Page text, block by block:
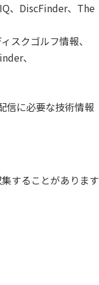
、DiscFinder、The
スクゴルフ情報、
、
信に必要な技術情報
することがあります